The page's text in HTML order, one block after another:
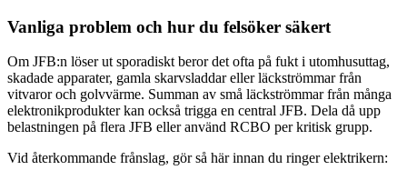
Vanliga problem och hur du felsöker säkert
Om JFB:n löser ut sporadiskt beror det ofta på fukt i utomhusuttag,
skadade apparater, gamla skarvsladdar eller läckströmmar från
vitvaror och golvvärme. Summan av små läckströmmar från många
elektronikprodukter kan också trigga en central JFB. Dela då upp
belastningen på flera JFB eller använd RCBO per kritisk grupp.
Vid återkommande frånslag, gör så här innan du ringer elektrikern: